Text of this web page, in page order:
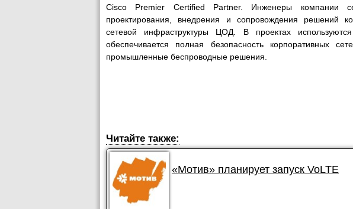
Cisco Premier Certified Partner. Инженеры компании
проектирования, внедрения и сопровождения решений
сетевой инфраструктуры ЦОД. В проектах
обеспечивается полная безопасность корпоративных
промышленные беспроводные решения.
Читайте также:
«Мотив» планирует запуск VoLTE